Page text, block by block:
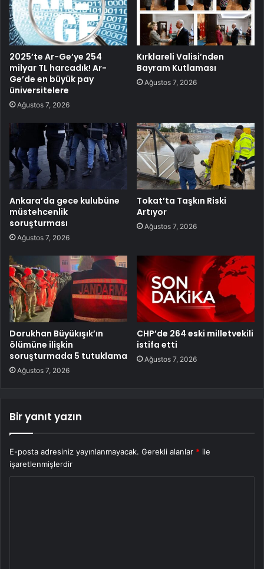
2025’te Ar-Ge’ye 254
milyar TL harcadık! Ar-
Ge’de en büyük pay
üniversitelere
Ağustos 7, 2026
Kırklareli Valisi’nden
Bayram Kutlaması
Ağustos 7, 2026
Ankara’da gece kulubüne
müstehcenlik
soruşturması
Ağustos 7, 2026
Tokat’ta Taşkın Riski
Artıyor
Ağustos 7, 2026
Dorukhan Büyükışık’ın
ölümüne ilişkin
soruşturmada 5 tutuklama
Ağustos 7, 2026
CHP’de 264 eski milletvekili
istifa etti
Ağustos 7, 2026
Bir yanıt yazın
E-posta adresiniz yayınlanmayacak. Gerekli alanlar * ile
işaretlenmişlerdir